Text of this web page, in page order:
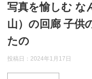
写真を愉しむ な
山）の回廊 子供
たの
投稿日： 2024年1月17日